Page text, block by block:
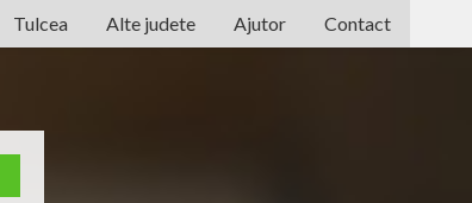
Tulcea Alte judete Ajutor Contact